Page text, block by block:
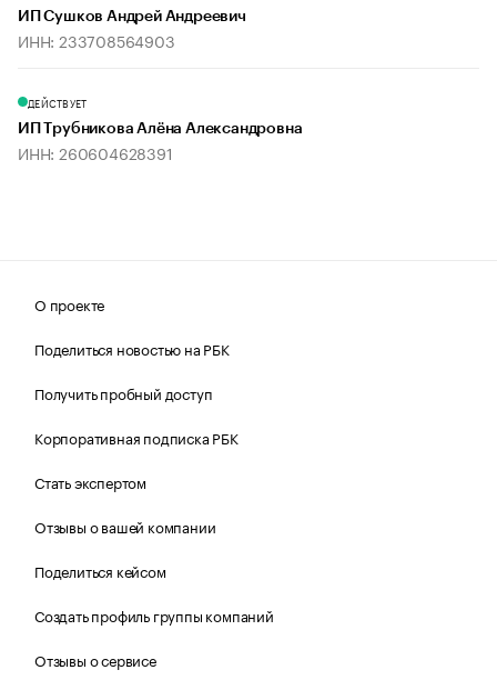
ИП Сушков Андрей Андреевич
ИНН: 233708564903
ДЕЙСТВУЕТ
ИП Трубникова Алёна Александровна
ИНН: 260604628391
О проекте
Поделиться новостью на РБК
Получить пробный доступ
Корпоративная подписка РБК
Стать экспертом
Отзывы о вашей компании
Поделиться кейсом
Создать профиль группы компаний
Отзывы о сервисе